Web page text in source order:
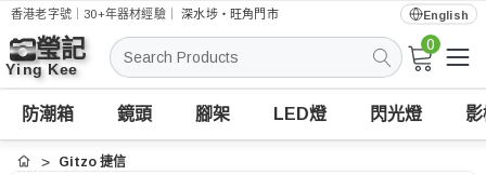
香港老字號｜30+年器材經驗｜深水埗・旺角門市 English
搜
索
0
防潮箱 鏡頭 腳架 LED燈 閃光燈
首頁 Gitzo 捷信